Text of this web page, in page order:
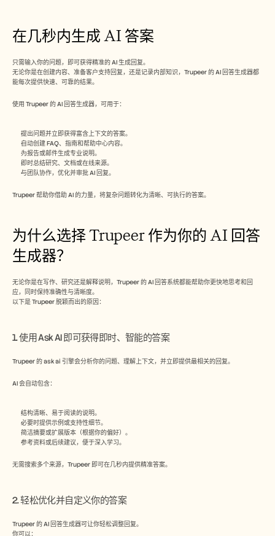
在几秒内生成 AI 答案
只需输入你的问题，即可获得精准的 AI 生成回复。
无论你是在创建内容、准备客户支持回复，还是记录内部知识，Trupeer 的 AI 回答生成器都
能每次提供快速、可靠的结果。
使用 Trupeer 的 AI 回答生成器，可用于：
提出问题并立即获得富含上下文的答案。
自动创建 FAQ、指南和帮助中心内容。
为报告或邮件生成专业说明。
即时总结研究、文档或在线来源。
与团队协作，优化并审批 AI 回复。
Trupeer 帮助你借助 AI 的力量，将复杂问题转化为清晰、可执行的答案。
为什么选择 Trupeer 作为你的 AI 回答
生成器？
无论你是在写作、研究还是解释说明，Trupeer 的 AI 回答系统都能帮助你更快地思考和回
应，同时保持准确性与清晰度。
以下是 Trupeer 脱颖而出的原因：
1. 使用 Ask AI 即可获得即时、智能的答案
Trupeer 的 ask ai 引擎会分析你的问题、理解上下文，并立即提供最相关的回复。
AI 会自动包含：
结构清晰、易于阅读的说明。
必要时提供示例或支持性细节。
简洁摘要或扩展版本（根据你的偏好）。
参考资料或后续建议，便于深入学习。
无需搜索多个来源，Trupeer 即可在几秒内提供精准答案。
2. 轻松优化并自定义你的答案
Trupeer 的 AI 回答生成器可让你轻松调整回复。
你可以：